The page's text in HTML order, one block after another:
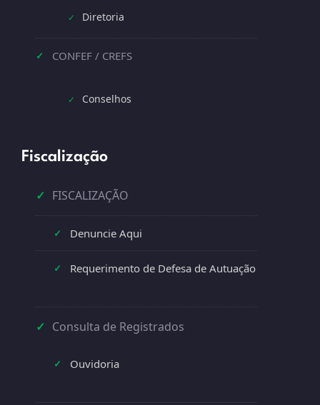
✓ Diretoria
✓ CONFEF / CREFS
✓ Conselhos
Fiscalização
✓ FISCALIZAÇÃO
✓ Denuncie Aqui
✓ Requerimento de Defesa de Autuação
✓ Consulta de Registrados
✓ Ouvidoria